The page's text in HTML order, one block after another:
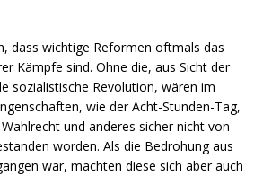
dass wichtige Reformen oftmals das
Kämpfe sind. Ohne die, aus Sicht der
sozialistische Revolution, wären im
wie der Acht-Stunden-Tag,
und anderes sicher nicht von
worden. Als die Bedrohung aus
war, machten diese sich aber auch